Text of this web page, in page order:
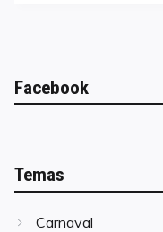
Facebook
Temas
Carnaval